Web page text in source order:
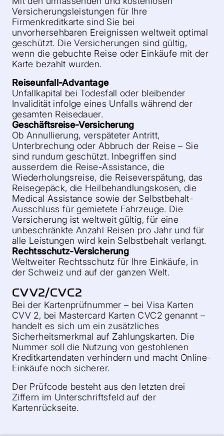
Versicherungsleistungen für Ihre
Firmenkreditkarte sind Sie bei
unvorhersehbaren Ereignissen weltweit optimal
geschützt. Die Versicherungen sind gültig,
wenn die gebuchte Reise oder Einkäufe mit der
Karte bezahlt wurden.
Reiseunfall-Advantage
Unfallkapital bei Todesfall oder bleibender
Invalidität infolge eines Unfalls während der
gesamten Reisedauer.
Geschäftsreise-Versicherung
Ob Annullierung, verspäteter Antritt,
Unterbrechung oder Abbruch der Reise – Sie
sind rundum geschützt. Inbegriffen sind
ausserdem die Reise-Assistance, die
Wiederholungsreise, die Reiseverspätung, das
Reisegepäck, die Heilbehandlungskosen, die
Medical Assistance sowie der Selbstbehalt-
Ausschluss für gemietete Fahrzeuge. Die
Versicherung ist weltweit gültig, für eine
unbeschränkte Anzahl Reisen pro Jahr und für
alle Leistungen wird kein Selbstbehalt verlangt.
Rechtsschutz-Versicherung
Weltweiter Rechtsschutz für Ihre Einkäufe, in
der Schweiz und auf der ganzen Welt.
CVV2/CVC2
Bei der Kartenprüfnummer – bei Visa Karten
CVV 2, bei Mastercard Karten CVC2 genannt –
handelt es sich um ein zusätzliches
Sicherheitsmerkmal auf Zahlungskarten. Die
Nummer soll die Nutzung von gestohlenen
Kreditkartendaten verhindern und macht Online-
Einkäufe noch sicherer.
Der Prüfcode besteht aus den letzten drei
Ziffern im Unterschriftsfeld auf der
Kartenrückseite.